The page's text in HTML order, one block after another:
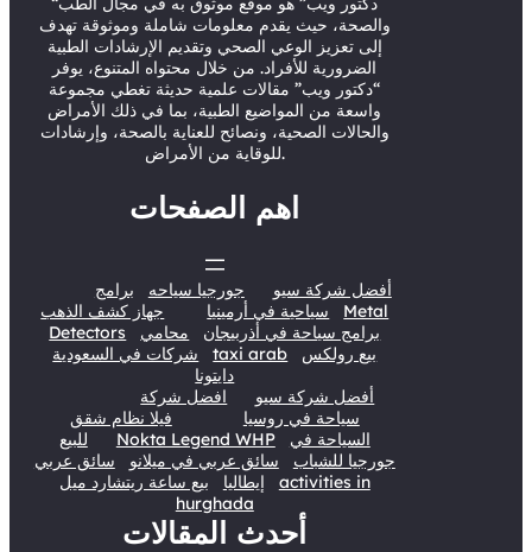
k n
والصحة، حيث يقدم معلومات شاملة وموثوقة تهدف
إلى تعزيز الوعي الصحي وتقديم الإرشادات الطبية
الضرورية للأفراد. من خلال محتواه المتنوع، يوفر
“دكتور ويب” مقالات علمية حديثة تغطي مجموعة
واسعة من المواضيع الطبية، بما في ذلك الأمراض
والحالات الصحية، ونصائح للعناية بالصحة، وإرشادات
للوقاية من الأمراض.
اهم الصفحات
أفضل شركة سيو جورجيا سياحه
برامج
سياحية في أرمينيا
جهاز كشف الذهب
Metal
Detectors
برامج سياحة في أذربيجان
محامي
شركات في السعودية
taxi arab
بيع رولكس
دايتونا
أفضل شركة سيو
افضل شركة
سياحة في روسيا
فيلا نظام شقق
للبيع
Nokta Legend WHP
السياحة في
جورجيا للشباب
سائق عربي في ميلانو
سائق عربي
إيطاليا
بيع ساعة ريتشارد ميل
activities in
hurghada
أحدث المقالات